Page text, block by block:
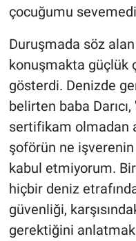
çocuğumu
Duruşmada söz alan
konuşmakta güçlük
gösterdi. Denizde
belirten baba
sertifikam olmadan
şoförün ne işverenin
kabul etmiyorum.
hiçbir deniz
güvenliği,
gerektiğini